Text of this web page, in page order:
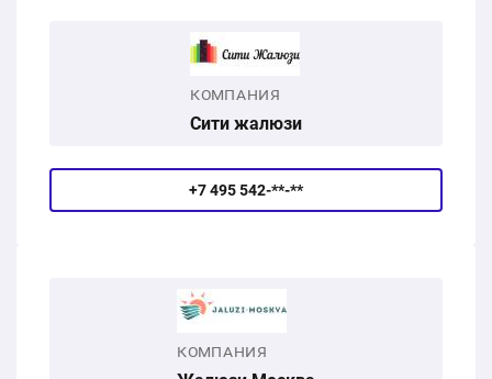
КОМПАНИЯ
Сити жалюзи
+7 495 542-**-**
КОМПАНИЯ